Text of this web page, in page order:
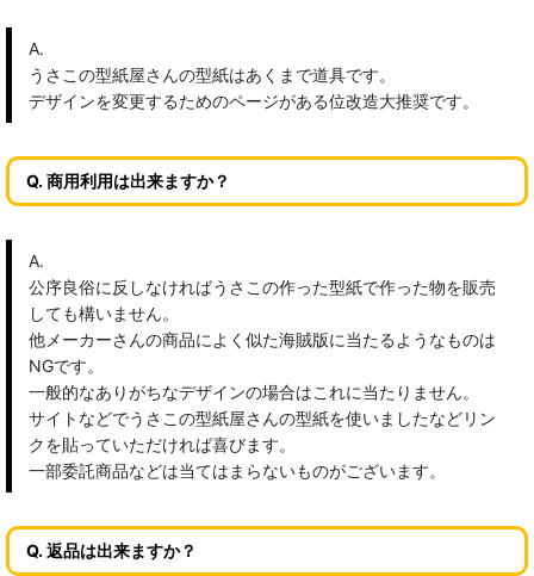
A.
うさこの型紙屋さんの型紙はあくまで道具です。
デザインを変更するためのページがある位改造大推奨です。
Q. 商用利用は出来ますか？
A.
公序良俗に反しなければうさこの作った型紙で作った物を販売
しても構いません。
他メーカーさんの商品によく似た海賊版に当たるようなものは
NGです。
一般的なありがちなデザインの場合はこれに当たりません。
サイトなどでうさこの型紙屋さんの型紙を使いましたなどリン
クを貼っていただければ喜びます。
一部委託商品などは当てはまらないものがございます。
Q. 返品は出来ますか？